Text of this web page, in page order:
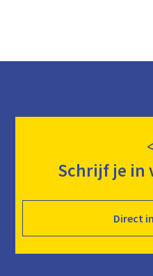
Schrijf je in
Direct